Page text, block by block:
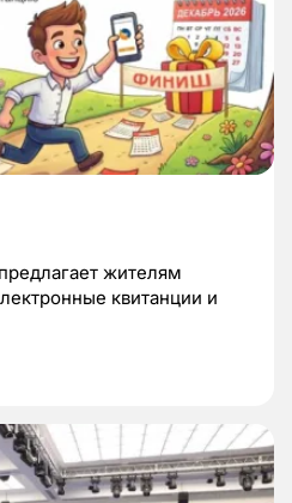
жителям
квитанции и